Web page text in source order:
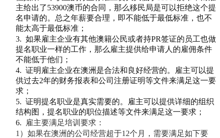
主给出了53900澳币的合同，那么移民局是可以拒绝这个提
名申请的。总之年薪要合理，即不能低于最低标准，也不
能太高于最低标准；
3. 如果雇主企业有其他澳籍公民或者持PR签证的员工也做
提名职业一样的工作，那么雇主提供给申请人的雇佣条件
不能低于他们；
4. 证明雇主企业在澳洲是合法和良好经营的。雇主可以提
供过去2年的财务报表和公司注册证明等文件来满足这一要
求；
5. 证明提名职业是真实需要的。雇主可以提供详细的组织
结构图，提名职业的职位描述等文件来满足这一要求；
6.
雇主要满足培训要求：
1 ）如果在澳洲的公司经营超于12个月，需要满足如下要